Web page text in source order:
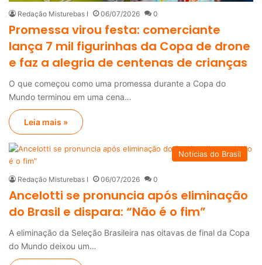
Redação Misturebas I 06/07/2026 0
Promessa virou festa: comerciante
lança 7 mil figurinhas da Copa de drone
e faz a alegria de centenas de crianças
O que começou como uma promessa durante a Copa do
Mundo terminou em uma cena…
Leia mais »
Notícias do Brasil
Redação Misturebas I 06/07/2026 0
Ancelotti se pronuncia após eliminação
do Brasil e dispara: “Não é o fim”
A eliminação da Seleção Brasileira nas oitavas de final da Copa
do Mundo deixou um…